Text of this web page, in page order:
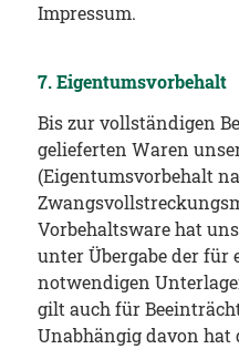
Impressum.
7. Eigentumsvorbehalt
Bis zur vollständigen
gelieferten Waren
(Eigentumsvorbehalt
Vorbehaltsware hat
unter Übergabe der für
notwendigen
gilt auch für
Unabhängig davon hat